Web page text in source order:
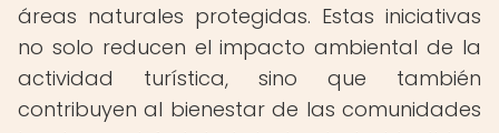
áreas naturales protegidas. Estas iniciativas
no solo reducen el impacto ambiental de la
actividad turística, sino que también
contribuyen al bienestar de las comunidades